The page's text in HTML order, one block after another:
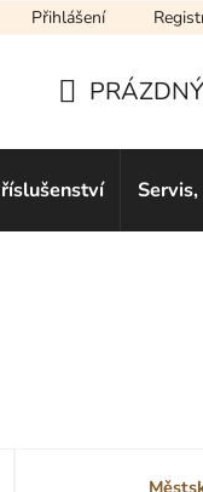
Obchodní
Přihlášení
KOŠÍK